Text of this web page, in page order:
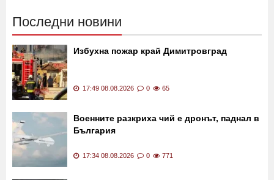
Последни новини
Избухна пожар край Димитровград
17:49 08.08.2026 0 65
Военните разкриха чий е дронът, паднал в
България
17:34 08.08.2026 0 771